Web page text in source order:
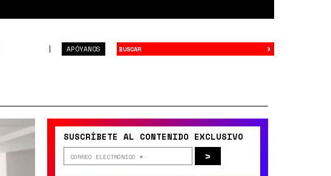
APÓYANOS ›
SUSCRÍBETE AL CONTENIDO EXCLUSIVO
>